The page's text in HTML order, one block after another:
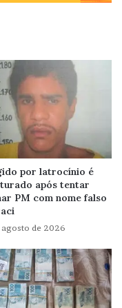
por latrocínio é
após tentar
PM com nome falso
agosto de 2026